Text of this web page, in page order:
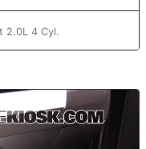
2.0L 4 Cyl.